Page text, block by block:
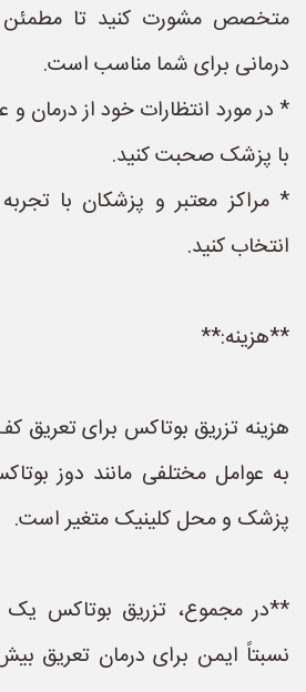
متخصص مشورت کنید تا
درمانی برای شما مناسب است.
* در مورد انتظارات خود از درمان
با پزشک صحبت کنید.
* مراکز معتبر و پزشکان با
انتخاب کنید.
**هزینه:**
هزینه تزریق بوتاکس برای تعریق
به عوامل مختلفی مانند دوز
پزشک و محل کلینیک متغیر است.
**در مجموع، تزریق بوتاکس
نسبتاً ایمن برای درمان تعریق